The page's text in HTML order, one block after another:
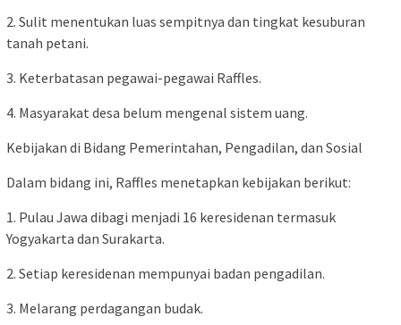
2. Sulit menentukan luas sempitnya dan tingkat kesuburan
tanah petani.
3. Keterbatasan pegawai-pegawai Raffles.
4. Masyarakat desa belum mengenal sistem uang.
Kebijakan di Bidang Pemerintahan, Pengadilan, dan Sosial
Dalam bidang ini, Raffles menetapkan kebijakan berikut:
1. Pulau Jawa dibagi menjadi 16 keresidenan termasuk
Yogyakarta dan Surakarta.
2. Setiap keresidenan mempunyai badan pengadilan.
3. Melarang perdagangan budak.